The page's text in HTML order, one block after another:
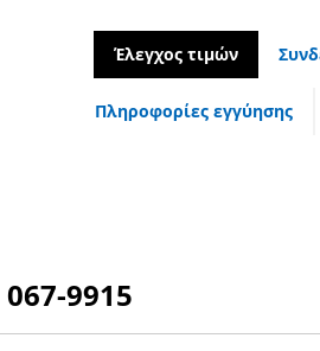
Έλεγχος τιμών
Πληροφορίες εγγύησης
067-9915